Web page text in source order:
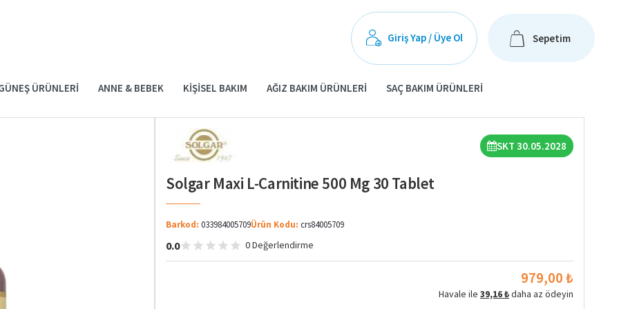
Giriş Yap / Üye Ol Sepetim
ÜRÜNLERI ANNE & BEBEK KIŞISEL BAKIM AĞIZ BAKIM ÜRÜNLERI SAÇ BAKIM ÜRÜNLERI
SKT 30.05.2028
Solgar Maxi L-Carnitine 500 Mg 30 Tablet
Barkod: 033984005709Ürün Kodu: crs84005709
0.0 0 Değerlendirme
979,00 ₺
Havale ile 39,16 ₺daha az ödeyin